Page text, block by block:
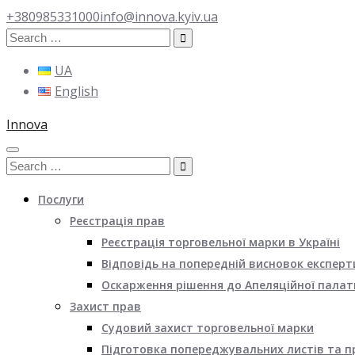
+380985331000info@innova.kyiv.ua
Search
UA
English
Innova
Search
Послуги
Реєстрація прав
Реєстрація торговельної марки в Україні
Відповідь на попередній висновок
Оскарження рішення до Апеляційної
Захист прав
Судовий захист торговельної марки
Підготовка попереджувальних листів та